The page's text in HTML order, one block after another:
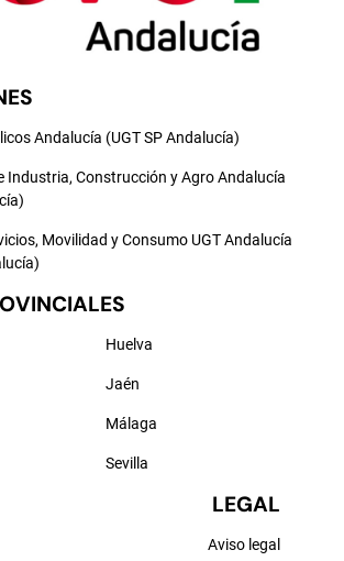
Andalucía (UGT SP Andalucía)
Industria, Construcción y Agro Andalucía
Movilidad y Consumo UGT Andalucía
Huelva
Jaén
Málaga
Sevilla
LEGAL
Aviso legal